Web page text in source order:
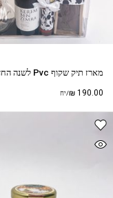
מארז תיק שקוף Pvc לשנה החדשה
₪ 190.00 /יח